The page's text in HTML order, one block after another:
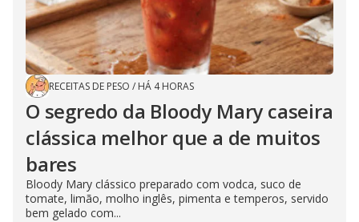
RECEITAS DE PESO / HÁ 4 HORAS
O segredo da Bloody Mary caseira
clássica melhor que a de muitos
bares
Bloody Mary clássico preparado com vodca, suco de
tomate, limão, molho inglês, pimenta e temperos, servido
bem gelado com...